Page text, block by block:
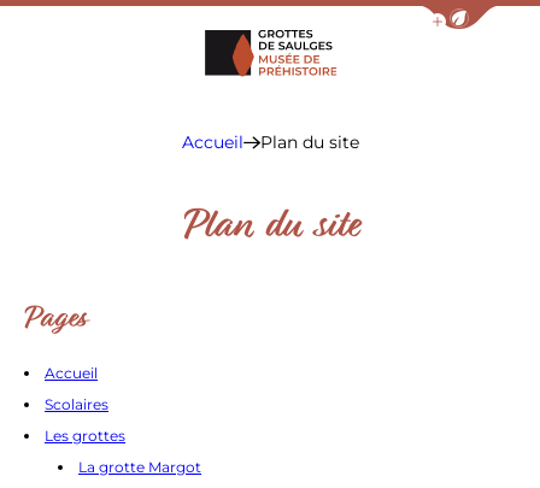
Afficher la
Accueil Plan du site
Plan du site
Pages
Accueil
Scolaires
Les grottes
La grotte Margot